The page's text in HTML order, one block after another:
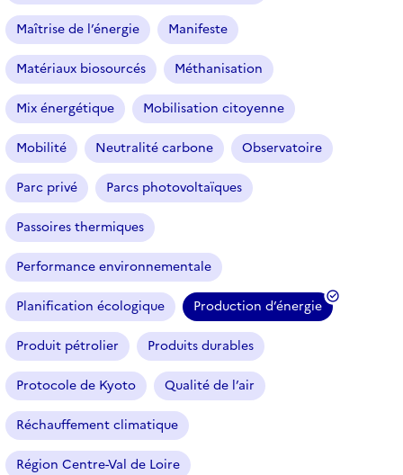
Maîtrise de l’énergie Manifeste
Matériaux biosourcés Méthanisation
Mix énergétique Mobilisation citoyenne
Mobilité Neutralité carbone Observatoire
Parc privé Parcs photovoltaïques
Passoires thermiques
Performance environnementale
Planification écologique Production d’énergie
(
f
i
l
t
Produit pétrolier Produits durables
Protocole de Kyoto Qualité de l’air
Réchauffement climatique
Région Centre-Val de Loire